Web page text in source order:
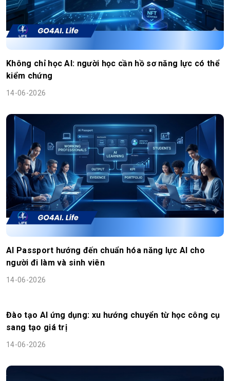
Không chỉ học AI: người học cần hồ sơ năng lực có thể
kiểm chứng
14-06-2026
AI Passport hướng đến chuẩn hóa năng lực AI cho
người đi làm và sinh viên
14-06-2026
Đào tạo AI ứng dụng: xu hướng chuyển từ học công cụ
sang tạo giá trị
14-06-2026